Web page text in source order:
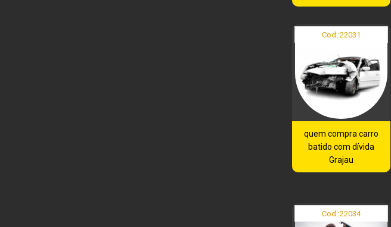
Cod.:22031
quem compra carro
batido com dívida
Grajau
Cod.:22034